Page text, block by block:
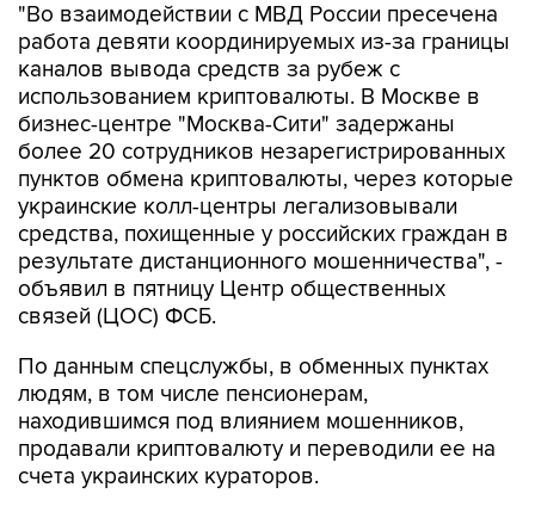
"Во взаимодействии с МВД России пресечена
работа девяти координируемых из-за границы
каналов вывода средств за рубеж с
использованием криптовалюты. В Москве в
бизнес-центре "Москва-Сити" задержаны
более 20 сотрудников незарегистрированных
пунктов обмена криптовалюты, через которые
украинские колл-центры легализовывали
средства, похищенные у российских граждан в
результате дистанционного мошенничества", -
объявил в пятницу Центр общественных
связей (ЦОС) ФСБ.
По данным спецслужбы, в обменных пунктах
людям, в том числе пенсионерам,
находившимся под влиянием мошенников,
продавали криптовалюту и переводили ее на
счета украинских кураторов.